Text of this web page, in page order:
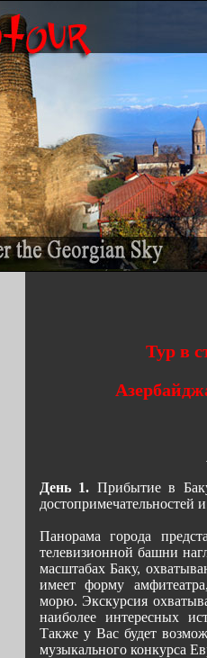
Тур в
День 1. Прибытие в
достопримечательностей
Панорама города
телевизионной башни
масштабах Баку,
имеет форму
морю. Экскурсия
наиболее интересных
Также у Вас будет
музыкального конкурса